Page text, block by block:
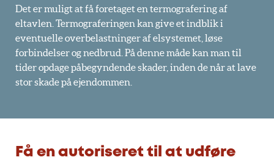
Det er muligt at få foretaget en termografering af
eltavlen. Termograferingen kan give et indblik i
eventuelle overbelastninger af elsystemet, løse
forbindelser og nedbrud. På denne måde kan man til
tider opdage påbegyndende skader, inden de når at lave
stor skade på ejendommen.
Få en autoriseret til at udføre